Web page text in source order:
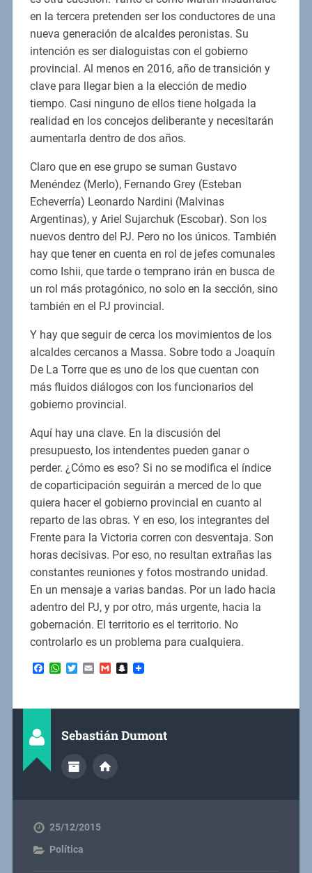
en la tercera pretenden ser los conductores de una
nueva generación de alcaldes peronistas. Su
intención es ser dialoguistas con el gobierno
provincial. Al menos en 2016, año de transición y
clave para llegar bien a la elección de medio
tiempo. Casi ninguno de ellos tiene holgada la
realidad en los concejos deliberante y necesitarán
aumentarla dentro de dos años.
Claro que en ese grupo se suman Gustavo
Menéndez (Merlo), Fernando Grey (Esteban
Echeverría) Leonardo Nardini (Malvinas
Argentinas), y Ariel Sujarchuk (Escobar). Son los
nuevos dentro del PJ. Pero no los únicos. También
hay que tener en cuenta en rol de jefes comunales
como Ishii, que tarde o temprano irán en busca de
un rol más protagónico, no solo en la sección, sino
también en el PJ provincial.
Y hay que seguir de cerca los movimientos de los
alcaldes cercanos a Massa. Sobre todo a Joaquín
De La Torre que es uno de los que cuentan con
más fluidos diálogos con los funcionarios del
gobierno provincial.
Aquí hay una clave. En la discusión del
presupuesto, los intendentes pueden ganar o
perder. ¿Cómo es eso? Si no se modifica el índice
de coparticipación seguirán a merced de lo que
quiera hacer el gobierno provincial en cuanto al
reparto de las obras. Y en eso, los integrantes del
Frente para la Victoria corren con desventaja. Son
horas decisivas. Por eso, no resultan extrañas las
constantes reuniones y fotos mostrando unidad.
En un mensaje a varias bandas. Por un lado hacia
adentro del PJ, y por otro, más urgente, hacia la
gobernación. El territorio es el territorio. No
controlarlo es un problema para cualquiera.
Facebook
WhatsApp
Twitter
EmailGmailSnapchat
Sebastián Dumont
25/12/2015
Política